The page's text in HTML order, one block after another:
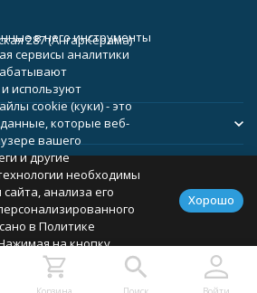
287 (АнгарКерама)
данных Карта сайта
в него инструменты
сервисы аналитики
используют
cookie (куки) - это
которые веб-
вашего
и другие
необходимы
анализа его
в Политике
на кнопку
с
технологий и
Хорошо